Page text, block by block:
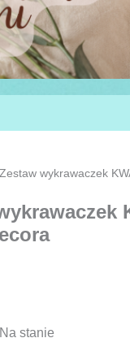
Zestaw wykrawaczek
Na stanie